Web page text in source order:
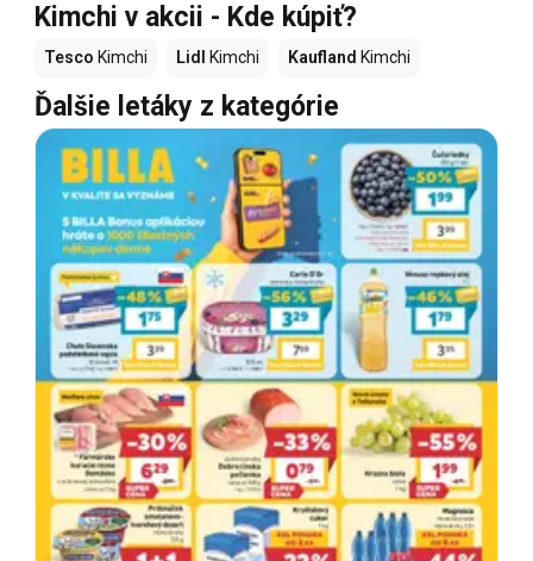
Kimchi v akcii - Kde kúpiť?
Tesco Kimchi Lidl Kimchi Kaufland Kimchi
Ďalšie letáky z kategórie